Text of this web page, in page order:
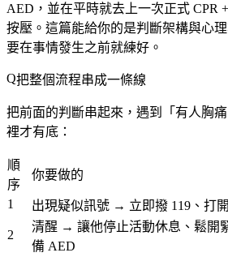
AED，並在平時就去上一次正式 CPR
按壓。這篇能給你的是判斷架構與心
要在事情發生之前就練好。
把整個流程串成一條線
把前面的判斷串起來，遇到「有人胸
裡才有底：
順
序
你要做的
1 出現疑似訊號 → 立即撥 119、打
2
清醒 → 讓他停止活動休息、鬆開
備 AED